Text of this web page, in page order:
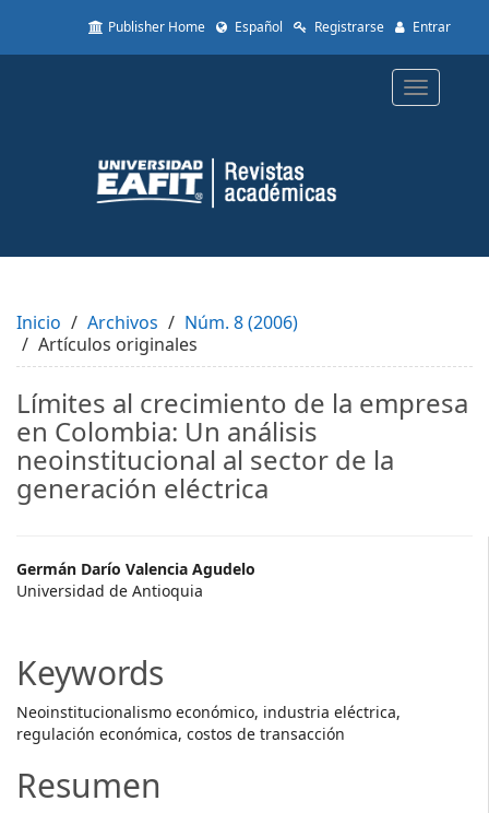
to
Content
Sidebar
Publisher Home Español Registrarse Entrar
Toggle
Inicio Archivos
Núm. 8 (2006)
Artículos originales
Límites al crecimiento de la empresa
en Colombia: Un análisis
neoinstitucional al sector de la
generación eléctrica
Main
Article
Germán Darío Valencia Agudelo
Universidad de Antioquia
Keywords
Neoinstitucionalismo económico, industria eléctrica,
regulación económica, costos de transacción
Resumen